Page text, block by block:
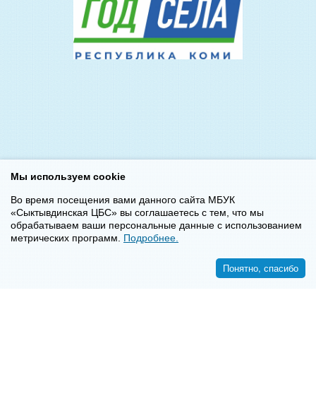
Мы используем cookie
Во время посещения вами данного сайта МБУК
«Сыктывдинская ЦБС» вы соглашаетесь с тем, что мы
обрабатываем ваши персональные данные с использованием
метрических программ. Подробнее.
Понятно, спасибо